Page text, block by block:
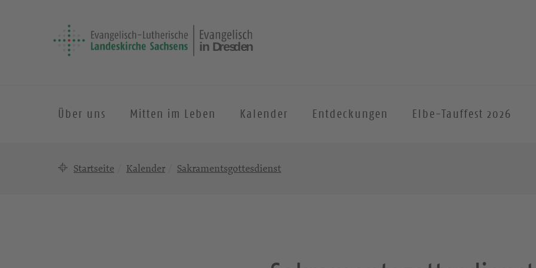
Über uns Mitten im Leben Kalender Entdeckungen Elbe-Tauffest 2026
Startseite Kalender Sakramentsgottesdienst